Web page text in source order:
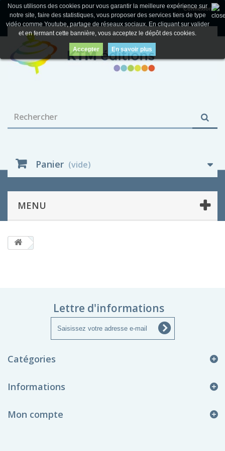
Connexion
Panier (vide)
MENU
Nous utilisons des cookies pour vous garantir la meilleure expérience sur
notre site, faire des statistiques, vous proposer des services tiers de type
vidéo comme Youtube, partage de réseaux sociaux. En cliquant sur valider
et en fermant cette bannière, vous acceptez le dépôt des cookies.
Accepter En savoir plus
Lettre d'informations
Catégories
Informations
Mon compte